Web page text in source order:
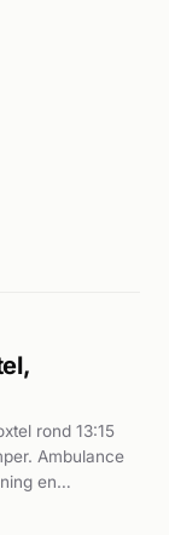
rond 13:15
Ambulance
en